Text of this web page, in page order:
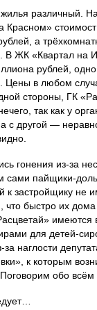
различный.
а
В ЖК «Квартал на
рублей,
Цены в любом
стороны, ГК
так как у
а с другой —
гонения из‑за
сами
к застройщику не
что быстро их дома
имеются
для
наглости
к которым
обо всём